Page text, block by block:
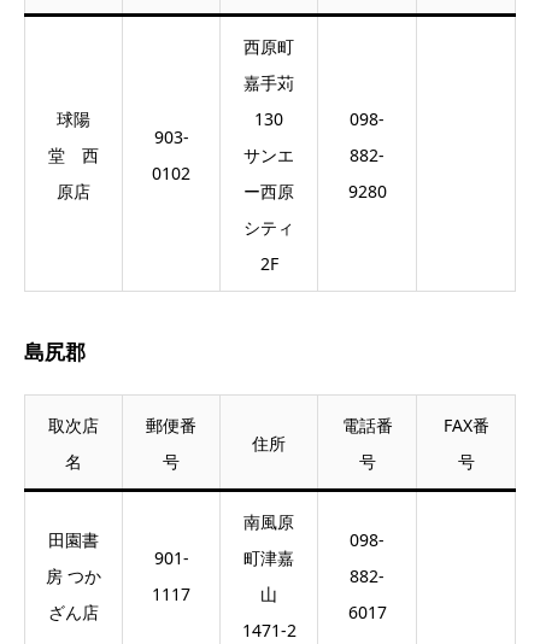
球陽
堂 西
原店
903-
0102
西原町
嘉手苅
130
サンエ
ー西原
シティ
2F
098-
882-
9280
島尻郡
取次店
名
郵便番
号
住所
電話番
号
FAX番
号
田園書
房 つか
ざん店
901-
1117
南風原
町津嘉
山
1471-2
098-
882-
6017